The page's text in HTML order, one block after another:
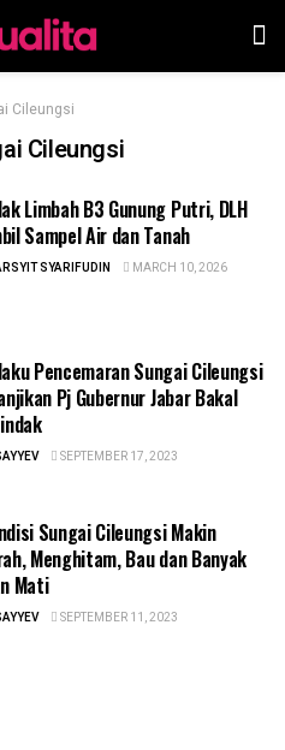
Cileungsi
Cileungsi
Limbah B3 Gunung Putri, DLH
Sampel Air dan Tanah
SYARIFUDIN MARCH 10, 2026
Pencemaran Sungai Cileungsi
Pj Gubernur Jabar Bakal
SEPTEMBER 17, 2023
Sungai Cileungsi Makin
Menghitam, Bau dan Banyak
Mati
SEPTEMBER 11, 2023